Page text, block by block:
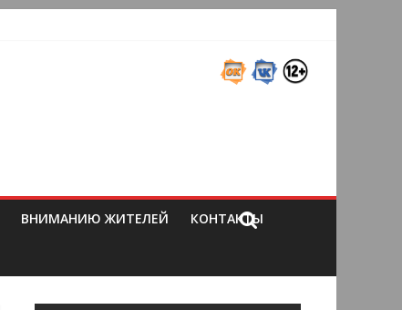
ВНИМАНИЮ ЖИТЕЛЕЙ КОНТАКТЫ